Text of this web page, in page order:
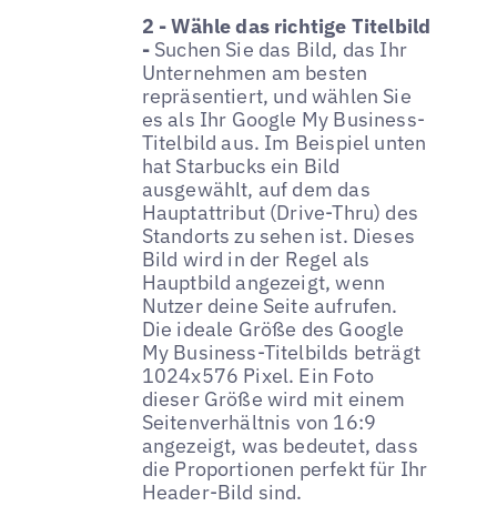
2 - Wähle das richtige Titelbild
-Suchen Sie das Bild, das Ihr
Unternehmen am besten
repräsentiert, und wählen Sie
es als Ihr Google My Business-
Titelbild aus. Im Beispiel unten
hat Starbucks ein Bild
ausgewählt, auf dem das
Hauptattribut (Drive-Thru) des
Standorts zu sehen ist. Dieses
Bild wird in der Regel als
Hauptbild angezeigt, wenn
Nutzer deine Seite aufrufen.
Die ideale Größe des Google
My Business-Titelbilds beträgt
1024x576 Pixel. Ein Foto
dieser Größe wird mit einem
Seitenverhältnis von 16:9
angezeigt, was bedeutet, dass
die Proportionen perfekt für Ihr
Header-Bild sind.